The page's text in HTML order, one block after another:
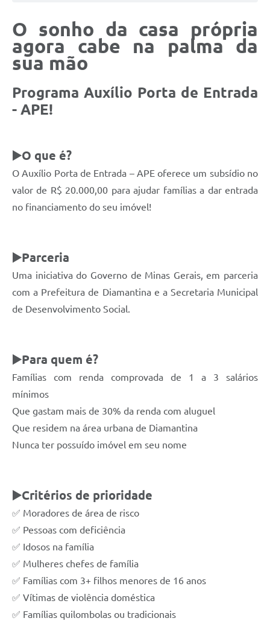
O sonho da casa própria
agora cabe na palma da
sua mão
Programa Auxílio Porta de Entrada
- APE!
▶️O que é?
O Auxílio Porta de Entrada – APE oferece um subsídio no
valor de R$ 20.000,00 para ajudar famílias a dar entrada
no financiamento do seu imóvel!
▶️Parceria
Uma iniciativa do Governo de Minas Gerais, em parceria
com a Prefeitura de Diamantina e a Secretaria Municipal
de Desenvolvimento Social.
▶️Para quem é?
Famílias com renda comprovada de 1 a 3 salários
mínimos
Que gastam mais de 30% da renda com aluguel
Que residem na área urbana de Diamantina
Nunca ter possuído imóvel em seu nome
▶️Critérios de prioridade
✅ Moradores de área de risco
✅ Pessoas com deficiência
✅ Idosos na família
✅ Mulheres chefes de família
✅ Famílias com 3+ filhos menores de 16 anos
✅ Vítimas de violência doméstica
✅ Famílias quilombolas ou tradicionais